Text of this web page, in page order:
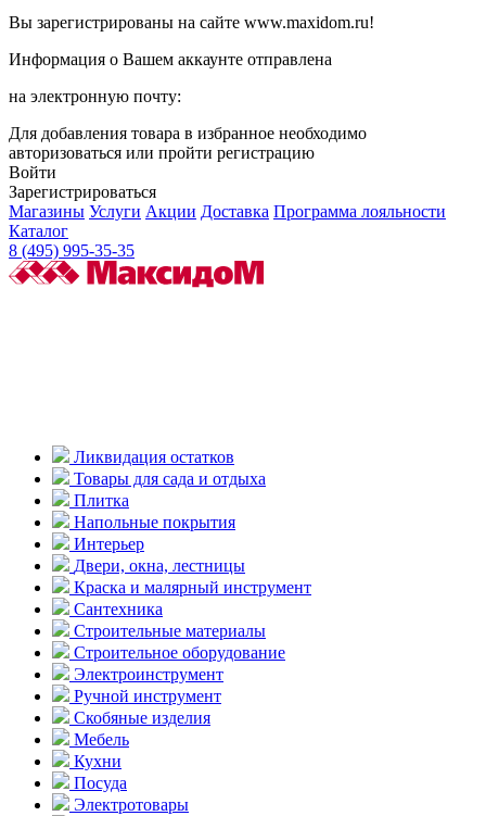
Вы зарегистрированы на сайте www.maxidom.ru!
Информация о Вашем аккаунте отправлена
на электронную почту:
Для добавления товара в избранное необходимо
авторизоваться или пройти регистрацию
Войти
Зарегистрироваться
Магазины Услуги Акции Доставка Программа лояльности
Каталог
8 (495) 995-35-35
Ликвидация остатков
Товары для сада и отдыха
Плитка
Напольные покрытия
Интерьер
Двери, окна, лестницы
Краска и малярный инструмент
Сантехника
Строительные материалы
Строительное оборудование
Электроинструмент
Ручной инструмент
Скобяные изделия
Мебель
Кухни
Посуда
Электротовары